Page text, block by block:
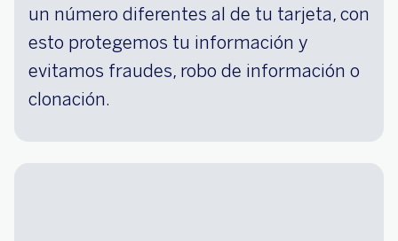
un número diferentes al de tu tarjeta, con
esto protegemos tu información y
evitamos fraudes, robo de información o
clonación.